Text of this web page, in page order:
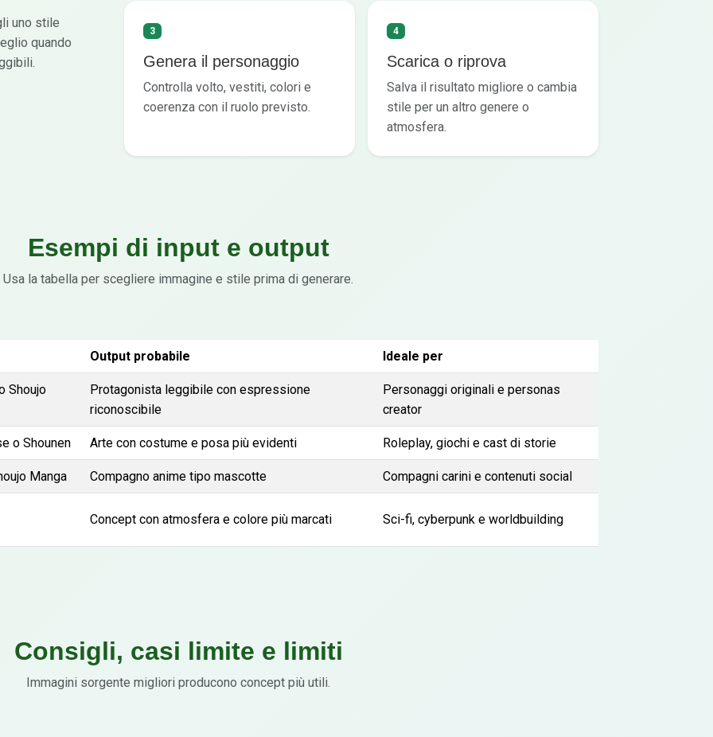
uno stile
quando
3
Genera il personaggio
Controlla volto, vestiti, colori e
coerenza con il ruolo previsto.
4
Scarica o riprova
Salva il risultato migliore o cambia
stile per un altro genere o
atmosfera.
Esempi di input e output
Usa la tabella per scegliere immagine e stile prima di generare.
Output probabile Ideale per
Shoujo
Protagonista leggibile con espressione
riconoscibile
Personaggi originali e personas
creator
o Shounen Arte con costume e posa più evidenti Roleplay, giochi e cast di storie
Manga Compagno anime tipo mascotte Compagni carini e contenuti social
Concept con atmosfera e colore più marcati Sci-fi, cyberpunk e worldbuilding
Consigli, casi limite e limiti
Immagini sorgente migliori producono concept più utili.